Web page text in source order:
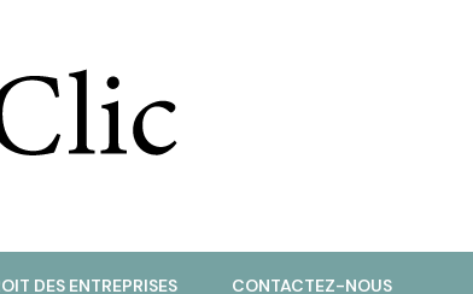
DES ENTREPRISES CONTACTEZ-NOUS